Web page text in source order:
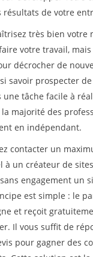
résultats de votre
très bien votre
votre travail,
décrocher de
savoir prospecter
une tâche facile à
majorité des
en indépendant.
contacter un
à un créateur de
engagement un
est simple : le
et reçoit
Il vous suffit de
pour gagner des